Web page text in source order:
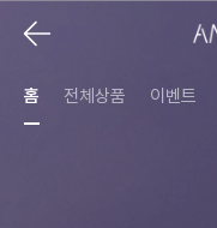
홈 전체상품 이벤트